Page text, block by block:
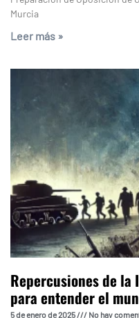
Murcia
Leer más »
Repercusiones de
para entender el
5 de enero de 2025 No hay